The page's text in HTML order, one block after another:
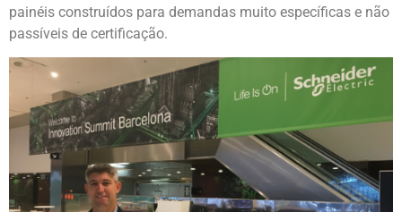
painéis construídos para demandas muito específicas e não
passíveis de certificação.